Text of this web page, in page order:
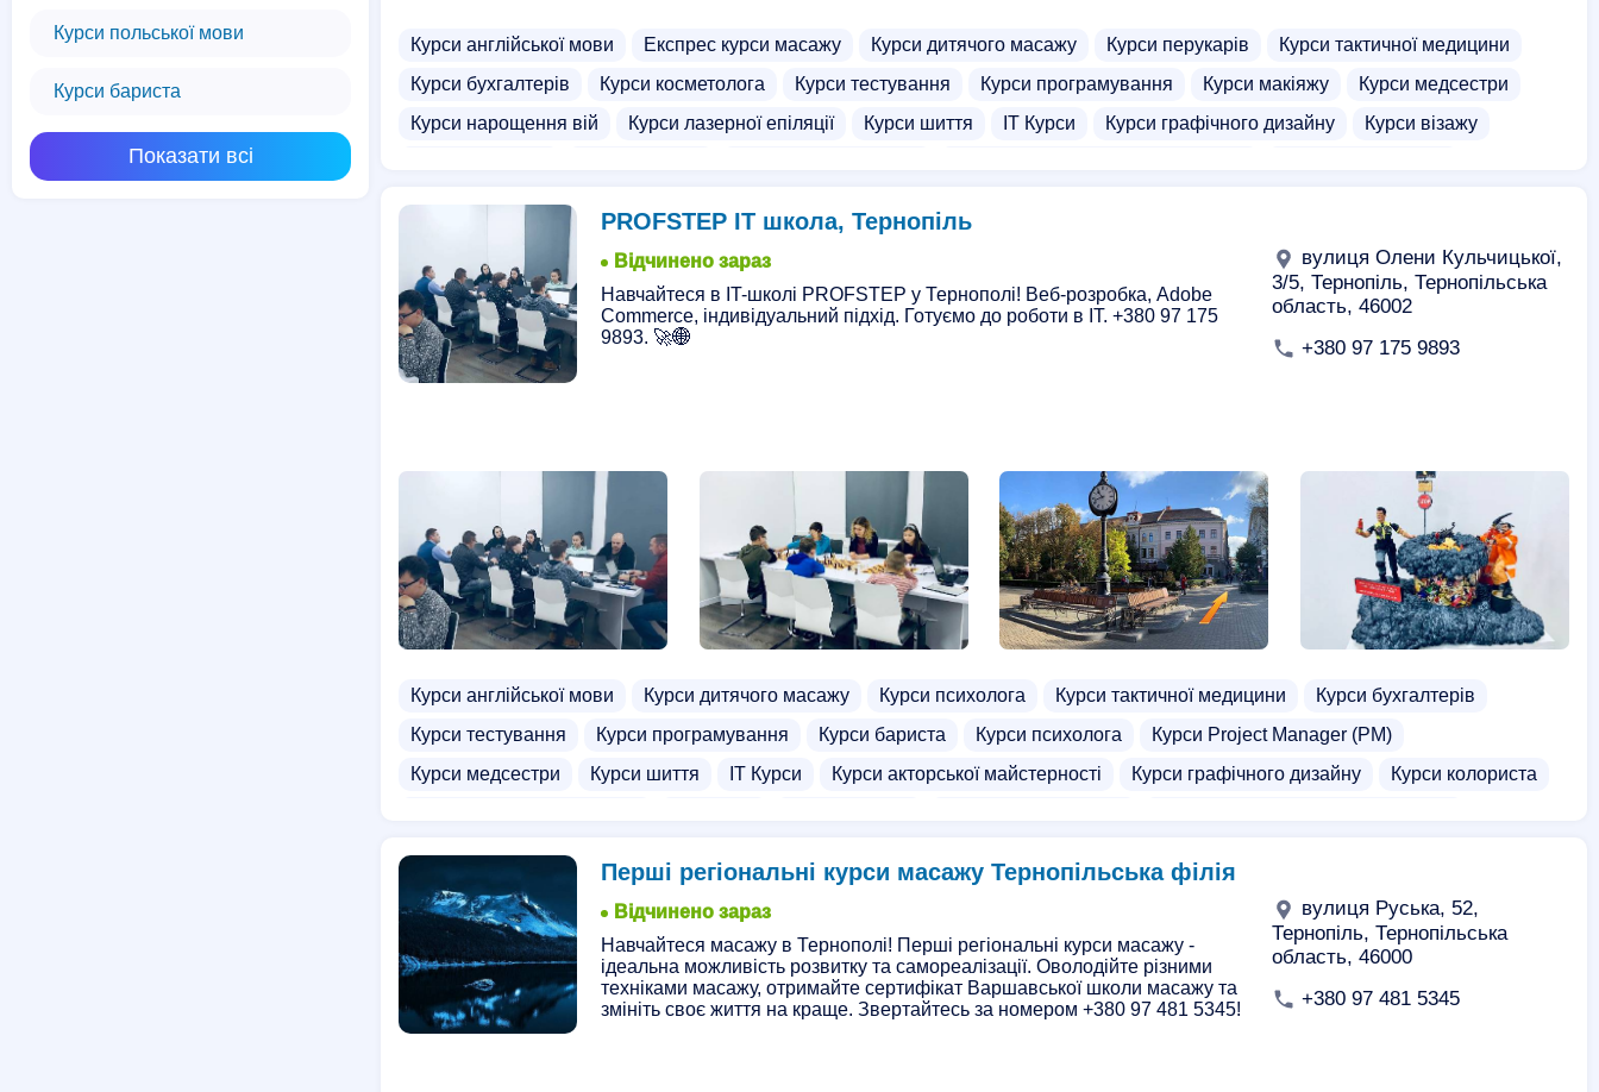
Курси польської мови
Курси бариста
Показати всі
Курси англійської мови Експрес курси масажу Курси дитячого масажу Курси перукарів
Курси тактичної медицини
Курси бухгалтерів
Курси косметолога Курси тестування Курси програмування Курси макіяжу
Курси медсестри
Курси нарощення вій
Курси лазерної епіляції Курси шиття ІТ Курси Курси графічного дизайну
Курси візажу
Курси масажу обличчя
Курси ламінування вій Курси воскової епіляції
Курси операторів котельні
Курси дитячого масажу
Курси для дітей
Курси екскурсоводів
Курси математики Курси ріелторів Курси системного адміністратора
Курси фотошопу
Курси трактористів
Курси Java
Курси відеозйомки та монтажу
Курси для вагітних Курси звукорежисерів Курси кінолога
Курси маркетолога
Навчання на крановщика Курси педикюру Педикюр
PROFSTEP ІТ школа, Тернопіль
Відчинено зараз
Навчайтеся в IT-школі PROFSTEP у Тернополі! Веб-розробка, Adobe
Commerce, індивідуальний підхід. Готуємо до роботи в IT. +380 97 175
9893. 🚀🌐
вулиця Олени Кульчицької,
3/5, Тернопіль, Тернопільська
область, 46002
+380 97 175 9893
Курси англійської мови Курси дитячого масажу Курси психолога Курси тактичної медицини
Курси бухгалтерів
Курси тестування
Курси програмування Курси бариста Курси психолога
Курси Project Manager (PM)
Курси медсестри
Курси шиття ІТ Курси Курси акторської майстерності Курси графічного дизайну
Курси колориста
Курси аеродизайну
Комп'ютерні курси для дітей
Курси адміністратора Курси ексель Курси електромонтера
Курси зварювальників
Курси екскаваторщика
Курси на погрузчика
Курси операторів котельні Курси офісних програм 3D Max курси
Front End курси
IT курси для дітей
Бізнес курси Курси візуалізації Курси дитячого масажу Курси для дітей
Курси екскурсоводів
Перші регіональні курси масажу Тернопільська філія
Відчинено зараз
Навчайтеся масажу в Тернополі! Перші регіональні курси масажу -
ідеальна можливість розвитку та самореалізації. Оволодійте різними
техніками масажу, отримайте сертифікат Варшавської школи масажу та
змініть своє життя на краще. Звертайтесь за номером +380 97 481 5345!
вулиця Руська, 52,
Тернопіль, Тернопільська
область, 46000
+380 97 481 5345